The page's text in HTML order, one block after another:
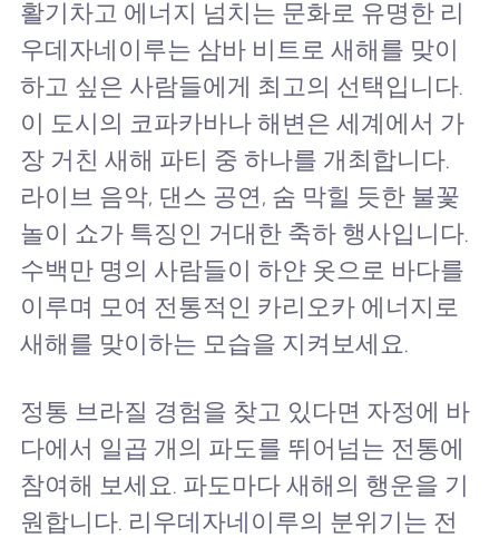
활기차고 에너지 넘치는 문화로 유명한 리
우데자네이루는 삼바 비트로 새해를 맞이
하고 싶은 사람들에게 최고의 선택입니다.
이 도시의 코파카바나 해변은 세계에서 가
장 거친 새해 파티 중 하나를 개최합니다.
라이브 음악, 댄스 공연, 숨 막힐 듯한 불꽃
놀이 쇼가 특징인 거대한 축하 행사입니다.
수백만 명의 사람들이 하얀 옷으로 바다를
이루며 모여 전통적인 카리오카 에너지로
새해를 맞이하는 모습을 지켜보세요.
정통 브라질 경험을 찾고 있다면 자정에 바
다에서 일곱 개의 파도를 뛰어넘는 전통에
참여해 보세요. 파도마다 새해의 행운을 기
원합니다. 리우데자네이루의 분위기는 전